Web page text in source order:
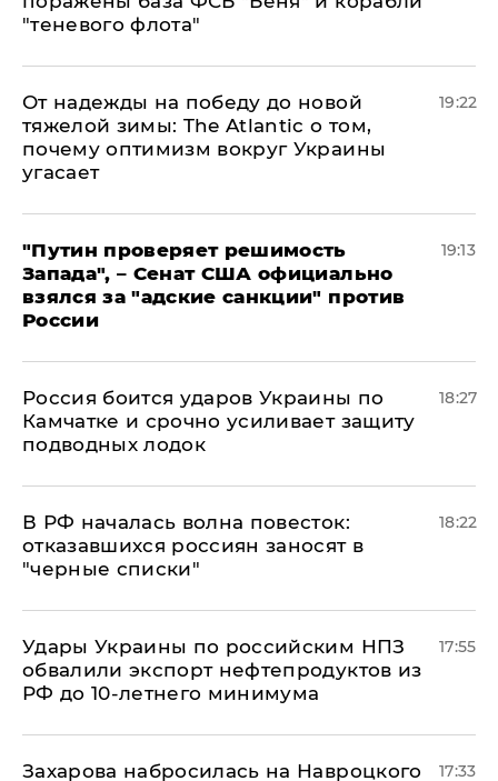
"теневого флота"
От надежды на победу до новой
тяжелой зимы: The Atlantic о том,
почему оптимизм вокруг Украины
угасает
19:22
"Путин проверяет решимость
Запада", – Сенат США официально
взялся за "адские санкции" против
России
19:13
Россия боится ударов Украины по
Камчатке и срочно усиливает защиту
подводных лодок
18:27
​В РФ началась волна повесток:
отказавшихся россиян заносят в
"черные списки"
18:22
Удары Украины по российским НПЗ
обвалили экспорт нефтепродуктов из
РФ до 10-летнего минимума
17:55
​Захарова набросилась на Навроцкого
17:33